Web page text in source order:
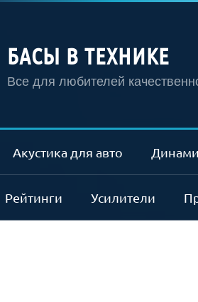
БАСЫ В ТЕХНИКЕ
Все для любителей
Акустика для авто
Рейтинги Усилители